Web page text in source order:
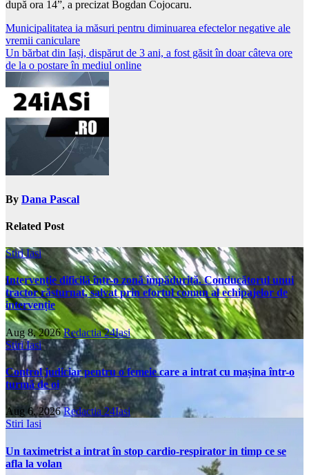
după ora 14”, a precizat Bogdan Cojocaru.
Post
navigation
Municipalitatea ia măsuri pentru diminuarea efectelor negative ale
vremii caniculare
Un bărbat din Iași, dispărut de 3 ani, a fost găsit în doar câteva ore
de la o postare în mediul online
By Dana Pascal
Related Post
Stiri Iasi
Intervenție dificilă într-o zonă împădurită. Conducătorul unui
tractor răsturnat, salvat prin efortul comun al echipajelor de
intervenție
Aug 8, 2026Redactia 24Iasi
Stiri Iasi
Control judiciar pentru o femeie care a intrat cu mașina într-o
turmă de oi
Aug 6, 2026Redactia 24Iasi
Stiri Iasi
Un taximetrist a intrat în stop cardio-respirator in timp ce se
afla la volan